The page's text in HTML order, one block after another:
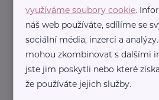
http://
+420 602 697 768
využíváme soubory cookie.
náš web používáte, sdílíme se
sociální média, inzerci a
mohou zkombinovat s dalšími
jste jim poskytli nebo které
že používáte jejich služby.